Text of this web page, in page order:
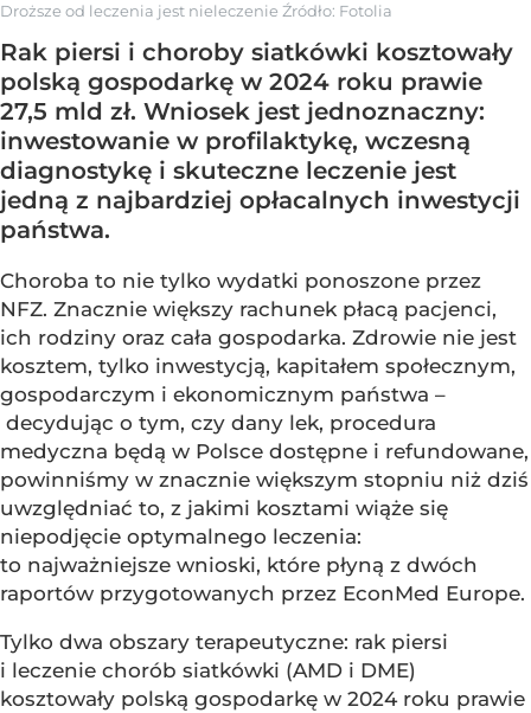
Droższe od leczenia jest nieleczenie Źródło: Fotolia
Rak piersi i choroby siatkówki kosztowały
polską gospodarkę w 2024 roku prawie
27,5 mld zł. Wniosek jest jednoznaczny:
inwestowanie w profilaktykę, wczesną
diagnostykę i skuteczne leczenie jest
jedną z najbardziej opłacalnych inwestycji
państwa.
Choroba to nie tylko wydatki ponoszone przez
NFZ. Znacznie większy rachunek płacą pacjenci,
ich rodziny oraz cała gospodarka. Zdrowie nie jest
kosztem, tylko inwestycją, kapitałem społecznym,
gospodarczym i ekonomicznym państwa –
decydując o tym, czy dany lek, procedura
medyczna będą w Polsce dostępne i refundowane,
powinniśmy w znacznie większym stopniu niż dziś
uwzględniać to, z jakimi kosztami wiąże się
niepodjęcie optymalnego leczenia:
to najważniejsze wnioski, które płyną z dwóch
raportów przygotowanych przez EconMed Europe.
Tylko dwa obszary terapeutyczne: rak piersi
i leczenie chorób siatkówki (AMD i DME)
kosztowały polską gospodarkę w 2024 roku prawie